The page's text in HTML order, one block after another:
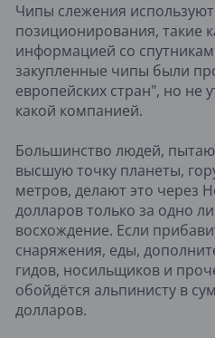
Чипы слежения
позиционирования, такие
информацией со
закупленные чипы были
европейских стран", но не
какой компанией.
Большинство людей,
высшую точку планеты,
метров, делают это через
долларов только за одно
восхождение. Если
снаряжения, еды,
гидов, носильщиков и
обойдётся альпинисту в
долларов.